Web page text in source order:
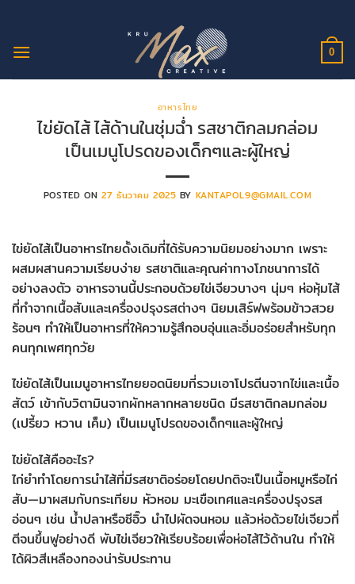
ยัง
0
อาหารไทย
ไข่ยัดไส้ ไส้ด้านในชุ่มฉ่ำ รสชาติกลมกล่อม
เป็นเมนูโปรดของเด็กๆและผู้ใหญ่
POSTED ON27 ธันวาคม 2025 BY KANTAPOL9@GMAIL.COM
ไข่ยัดไส้เป็นอาหารไทยดั้งเดิมที่ได้รับความนิยมอย่างมาก เพราะ
ผสมผสานความเรียบง่าย รสชาติและคุณค่าทางโภชนาการได้
อย่างลงตัว อาหารจานนี้ประกอบด้วยไข่เจียวบางๆ นุ่มๆ ห่อหุ้มไส้
ที่ทำจากเนื้อสับและเครื่องปรุงรสต่างๆ นิยมเสิร์ฟพร้อมข้าวสวย
ร้อนๆ ทำให้เป็นอาหารที่ให้ความรู้สึกอบอุ่นและอิ่มอร่อยสำหรับทุก
คนทุกเพศทุกวัย
ไข่ยัดไส้เป็นเมนูอาหารไทยยอดนิยมที่รวมเอาโปรตีนจากไข่และเนื้อ
สัตว์ เข้ากับวิตามินจากผักหลากหลายชนิด มีรสชาติกลมกล่อม
(เปรี้ยว หวาน เค็ม) เป็นเมนูโปรดของเด็กๆและผู้ใหญ่
ไข่ยัดไส้คืออะไร?
ไก่ยำทำโดยการนำไส้ที่มีรสชาติอร่อยโดยปกติจะเป็นเนื้อหมูหรือไก่
สับ—มาผสมกับกระเทียม หัวหอม มะเขือเทศและเครื่องปรุงรส
อ่อนๆ เช่น น้ำปลาหรือซีอิ๊ว นำไปผัดจนหอม แล้วห่อด้วยไข่เจียวที่
ตีจนขึ้นฟูอย่างดี พับไข่เจียวให้เรียบร้อยเพื่อห่อไส้ไว้ด้านใน ทำให้
ได้ผิวสีเหลืองทองน่ารับประทาน